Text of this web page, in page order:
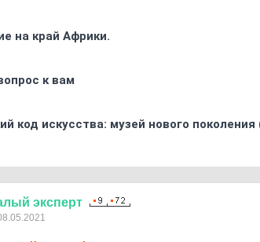
на край Африки.
к вам
код искусства: музей нового
эксперт